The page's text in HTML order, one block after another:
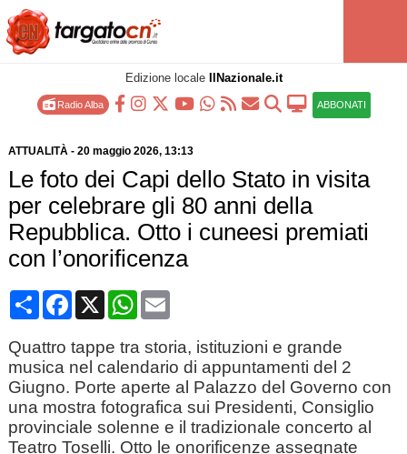
Edizione locale IlNazionale.it
Radio Alba ABBONATI
ATTUALITÀ- 20 maggio 2026, 13:13
Le foto dei Capi dello Stato in visita
per celebrare gli 80 anni della
Repubblica. Otto i cuneesi premiati
con l’onorificenza
CondividiFacebook
X WhatsApp
Email
Quattro tappe tra storia, istituzioni e grande
musica nel calendario di appuntamenti del 2
Giugno. Porte aperte al Palazzo del Governo con
una mostra fotografica sui Presidenti, Consiglio
provinciale solenne e il tradizionale concerto al
Teatro Toselli. Otto le onorificenze assegnate